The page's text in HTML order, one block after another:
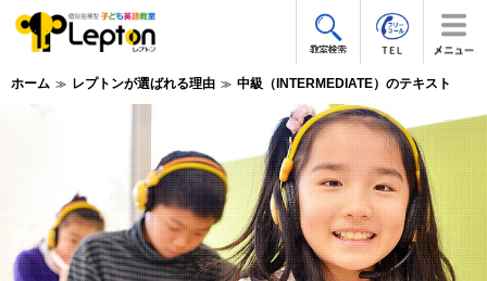
ホーム レプトンが選ばれる理由 中級（INTERMEDIATE）のテキスト